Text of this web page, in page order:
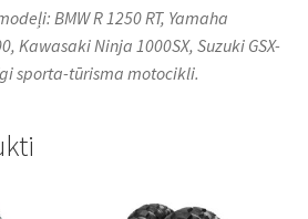
BMW R 1250 RT, Yamaha
Kawasaki Ninja 1000SX, Suzuki GSX-
sporta-tūrisma motocikli.